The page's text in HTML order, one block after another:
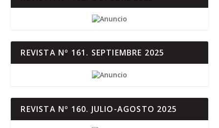
REVISTA Nº 161. SEPTIEMBRE 2025
REVISTA Nº 160. JULIO-AGOSTO 2025